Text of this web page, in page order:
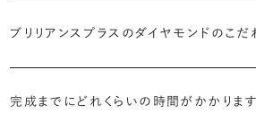
選びいただけます。
な方が、扱いやすく活躍の頻度も高まるかも
より洋服への引っかかりへの心配を少なく
ブリリアンスプラスではすべての婚約指輪
以上のデザインと組み合わせて、世界に一
ブリリアンスプラスのダイヤモンドのこ
種類、品質、価格に至るまで、あらゆる価値
完成までにどれくらいの時間がかかりま